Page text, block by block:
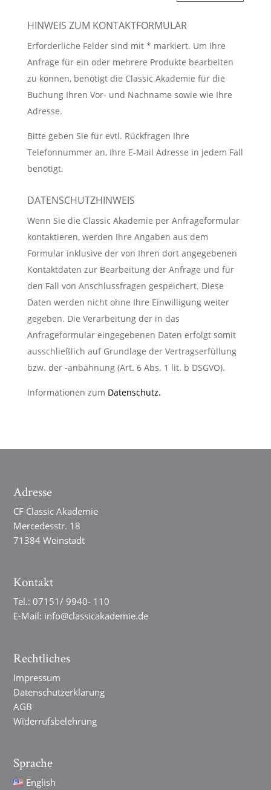
HINWEIS ZUM KONTAKTFORMULAR
Erforderliche Felder sind mit * markiert. Um Ihre
Anfrage für ein oder mehrere Produkte bearbeiten
zu können, benötigt die Classic Akademie für die
Buchung Ihren Vor- und Nachname sowie wie Ihre
Adresse.
Bitte geben Sie für evtl. Rückfragen Ihre
Telefonnummer an, Ihre E-Mail Adresse in jedem Fall
benötigt.
DATENSCHUTZHINWEIS
Wenn Sie die Classic Akademie per Anfrageformular
kontaktieren, werden Ihre Angaben aus dem
Formular inklusive der von Ihren dort angegebenen
Kontaktdaten zur Bearbeitung der Anfrage und für
den Fall von Anschlussfragen gespeichert. Diese
Daten werden nicht ohne Ihre Einwilligung weiter
gegeben. Die Verarbeitung der in das
Anfrageformular eingegebenen Daten erfolgt somit
ausschließlich auf Grundlage der Vertragserfüllung
bzw. der -anbahnung (Art. 6 Abs. 1 lit. b DSGVO).
Informationen zum Datenschutz.
Adresse
CF Classic Akademie
Mercedesstr. 18
71384 Weinstadt
Kontakt
Tel.:07151/ 9940- 110
E-Mail: info@classicakademie.de
Rechtliches
Impressum
Datenschutzerklärung
AGB
Widerrufsbelehrung
Sprache
English